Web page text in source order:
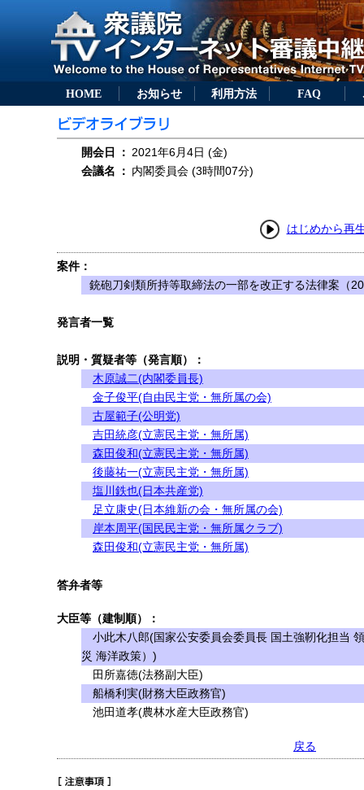
HOME お知らせ 利用方法 FAQ
開会日 ： 2021年6月4日 (金)
会議名
： 内閣委員会 (3時間07分)
はじめから再
案件：
銃砲刀剣類所持等取締法の一部を改正する法律案（
発言者一覧
説明・質疑者等（発言順）：
木原誠二(内閣委員長)
金子俊平(自由民主党・無所属の会)
古屋範子(公明党)
吉田統彦(立憲民主党・無所属)
森田俊和(立憲民主党・無所属)
後藤祐一(立憲民主党・無所属)
塩川鉄也(日本共産党)
足立康史(日本維新の会・無所属の会)
岸本周平(国民民主党・無所属クラブ)
森田俊和(立憲民主党・無所属)
答弁者等
大臣等（建制順）：
小此木八郎(国家公安委員会委員長 国土強靭化担当
災 海洋政策）)
田所嘉徳(法務副大臣)
船橋利実(財務大臣政務官)
池田道孝(農林水産大臣政務官)
戻る